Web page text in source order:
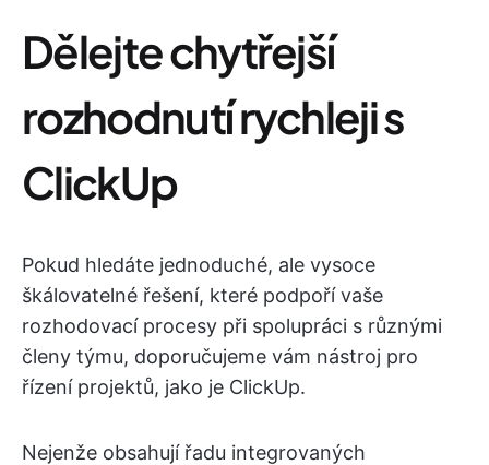
Dělejte chytřejší
rozhodnutí rychleji s
ClickUp
Pokud hledáte jednoduché, ale vysoce
škálovatelné řešení, které podpoří vaše
rozhodovací procesy při spolupráci s různými
členy týmu, doporučujeme vám nástroj pro
řízení projektů, jako je ClickUp.
Nejenže obsahují řadu integrovaných